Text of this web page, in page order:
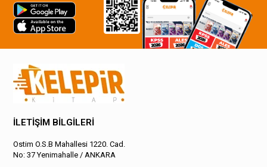
İLETİŞİM BİLGİLERİ
Ostim O.S.B Mahallesi 1220. Cad.
No: 37 Yenimahalle / ANKARA